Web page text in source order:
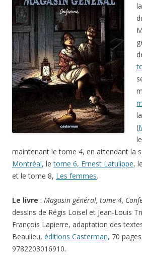
(
maintenant le tome 4, en attendant la
Montréal, letome 6, Ernest Latulippe,
et le tome 8, Les femmes.
Le livre : Magasin général, tome 4,
dessins de Régis Loisel et Jean-Louis
François Lapierre, adaptation des
Beaulieu, éditions Casterman, 70
9782203016910.